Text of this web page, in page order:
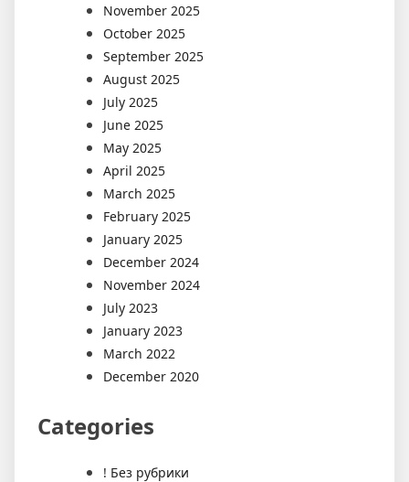
November 2025
October 2025
September 2025
August 2025
July 2025
June 2025
May 2025
April 2025
March 2025
February 2025
January 2025
December 2024
November 2024
July 2023
January 2023
March 2022
December 2020
Categories
! Без рубрики